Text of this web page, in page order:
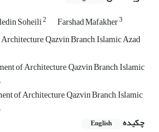
Soheili2 Farshad Mafakher3
Qazvin Branch, Islamic Azad
of Architecture, Qazvin Branch, Islamic
of Architecture, Qazvin Branch, Islamic
چکیده
English